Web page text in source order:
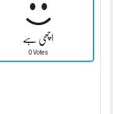
اچھی ہے
0 Votes